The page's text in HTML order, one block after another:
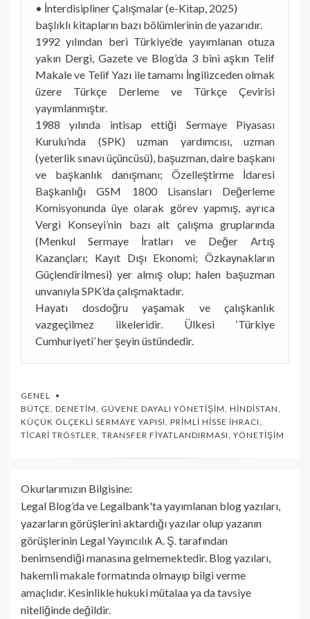
• İnterdisipliner Çalışmalar (e-Kitap, 2025)
başlıklı kitapların bazı bölümlerinin de yazarıdır.
1992 yılından beri Türkiye’de yayımlanan otuza
yakın Dergi, Gazete ve Blog’da 3 bini aşkın Telif
Makale ve Telif Yazı ile tamamı İngilizceden olmak
üzere Türkçe Derleme ve Türkçe Çevirisi
yayımlanmıştır.
1988 yılında intisap ettiği Sermaye Piyasası
Kurulu’nda (SPK) uzman yardımcısı, uzman
(yeterlik sınavı üçüncüsü), başuzman, daire başkanı
ve başkanlık danışmanı; Özelleştirme İdaresi
Başkanlığı GSM 1800 Lisansları Değerleme
Komisyonunda üye olarak görev yapmış, ayrıca
Vergi Konseyi’nin bazı alt çalışma gruplarında
(Menkul Sermaye İratları ve Değer Artış
Kazançları; Kayıt Dışı Ekonomi; Özkaynakların
Güçlendirilmesi) yer almış olup; halen başuzman
unvanıyla SPK’da çalışmaktadır.
Hayatı dosdoğru yaşamak ve çalışkanlık
vazgeçilmez ilkeleridir. Ülkesi ‘Türkiye
Cumhuriyeti’ her şeyin üstündedir.
GENEL
BÜTÇE DENETIM GÜVENE DAYALI YÖNETIŞIM HINDISTAN
KÜÇÜK ÖLÇEKLI SERMAYE YAPISI PRIMLI HISSE İHRACI
TICARI TRÖSTLER TRANSFER FIYATLANDIRMASI YÖNETIŞIM
Okurlarımızın Bilgisine:
Legal Blog’da ve Legalbank'ta yayımlanan blog yazıları,
yazarların görüşlerini aktardığı yazılar olup yazanın
görüşlerinin Legal Yayıncılık A. Ş. tarafından
benimsendiği manasına gelmemektedir. Blog yazıları,
hakemli makale formatında olmayıp bilgi verme
amaçlıdır. Kesinlikle hukuki mütalaa ya da tavsiye
niteliğinde değildir.